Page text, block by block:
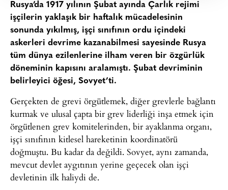
Rusya’da 1917 yılının Şubat ayında Çarlık rejimi
işçilerin yaklaşık bir haftalık mücadelesinin
sonunda yıkılmış, işçi sınıfının ordu içindeki
askerleri devrime kazanabilmesi sayesinde Rusya
tüm dünya ezilenlerine ilham veren bir özgürlük
döneminin kapısını aralamıştı. Şubat devriminin
belirleyici öğesi, Sovyet’ti.
Gerçekten de grevi örgütlemek, diğer grevlerle bağlantı
kurmak ve ulusal çapta bir grev liderliği inşa etmek için
örgütlenen grev komitelerinden, bir ayaklanma organı,
işçi sınıfının kitlesel hareketinin koordinatörü
doğmuştu. Bu kadar da değildi. Sovyet, aynı zamanda,
mevcut devlet aygıtının yerine geçecek olan işçi
devletinin ilk haliydi de.